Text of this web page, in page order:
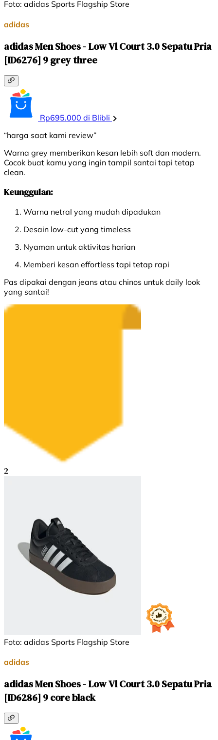
Foto: adidas Sports Flagship Store
adidas
adidas Men Shoes - Low Vl Court 3.0 Sepatu Pria
[ID6276] 9 grey three
Rp695.000 di Blibli
“harga saat kami review”
Warna grey memberikan kesan lebih soft dan modern.
Cocok buat kamu yang ingin tampil santai tapi tetap
clean.
Keunggulan:
Warna netral yang mudah dipadukan
Desain low-cut yang timeless
Nyaman untuk aktivitas harian
Memberi kesan effortless tapi tetap rapi
Pas dipakai dengan jeans atau chinos untuk daily look
yang santai!
2
Foto: adidas Sports Flagship Store
adidas
adidas Men Shoes - Low Vl Court 3.0 Sepatu Pria
[ID6286] 9 core black